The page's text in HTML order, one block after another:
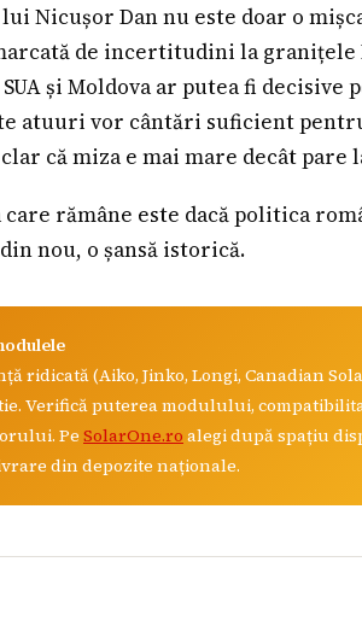
Nicușor Dan nu este doar o
de incertitudini la
și Moldova ar putea fi
atuuri vor cântări suficient
că miza e mai mare decât pare
rămâne este dacă politica
nou, o șansă istorică.
ridicată (Aiko, Jinko, Longi, Canadian
Verifică puterea modulului,
Pe SolarOne.ro alegi după spațiu
din depozite naționale.